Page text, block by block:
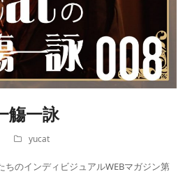
觴一詠
yucat
ちのインディビジュアルWEBマガジン第